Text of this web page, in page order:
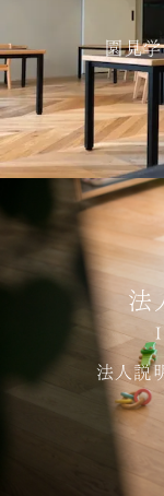
園見
法
法人説